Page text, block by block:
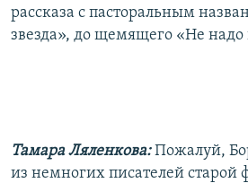
рассказа с пасторальным
звезда», до щемящего «Не надо
Тамара Ляленкова:Пожалуй,
из немногих писателей старой